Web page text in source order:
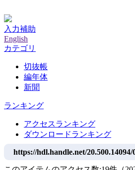
入力補助
English
カテゴリ
切抜帳
編年体
新聞
ランキング
アクセスランキング
ダウンロードランキング
https://hdl.handle.net/20.500.14094/